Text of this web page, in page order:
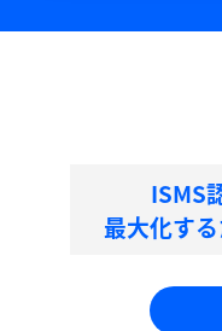
ISMS
最大化す